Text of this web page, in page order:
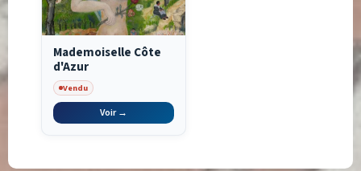
Mademoiselle Côte
d'Azur
Vendu
Voir →